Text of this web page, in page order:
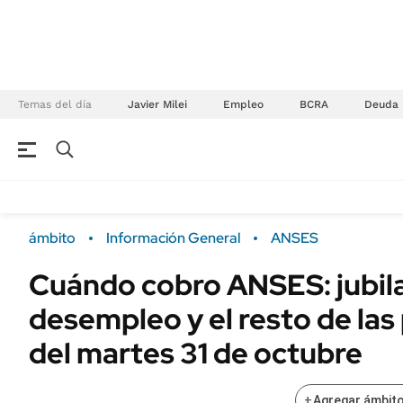
Temas del día Javier Milei Empleo BCRA Deuda
Campo
FINANZAS
Dólar
Sustentabilidad
POLÍTICA
ámbito Información General ANSES
Cuándo cobro ANSES:
desempleo y el resto de
del martes 31 de octubre